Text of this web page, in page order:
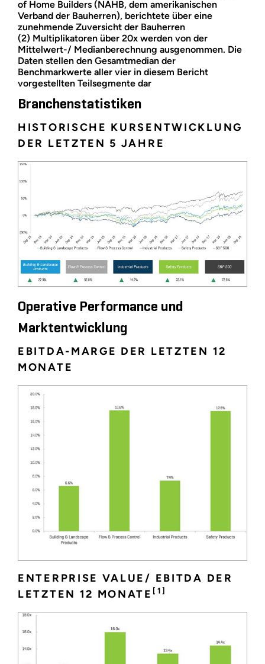
of Home Builders (NAHB, dem amerikanischen
Verband der Bauherren), berichtete über eine
zunehmende Zuversicht der Bauherren
(2) Multiplikatoren über 20x werden von der
Mittelwert-/ Medianberechnung ausgenommen. Die
Daten stellen den Gesamtmedian der
Benchmarkwerte aller vier in diesem Bericht
vorgestellten Teilsegmente dar
Branchenstatistiken
HISTORISCHE KURSENTWICKLUNG
DER LETZTEN 5 JAHRE
Operative Performance und
Marktentwicklung
EBITDA-MARGE DER LETZTEN 12
MONATE
ENTERPRISE VALUE/ EBITDA DER
LETZTEN 12 MONATE [1]